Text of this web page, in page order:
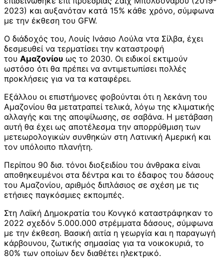
2023) και αυξανόταν κατά 15% κάθε χρόνο, σύμφωνα
με την έκθεση του GFW.
Ο διάδοχός του, Λουίς Ινάσιο Λούλα ντα Σίλβα, έχει
δεσμευθεί να τερματίσει την καταστροφή
του Αμαζονίου ως το 2030. Οι ειδικοί εκτιμούν
ωστόσο ότι θα πρέπει να αντιμετωπίσει πολλές
προκλήσεις για να τα καταφέρει.
Εξάλλου οι επιστήμονες φοβούνται ότι η λεκάνη του
Αμαζονίου θα μετατραπεί τελικά, λόγω της κλιματικής
αλλαγής και της αποψίλωσης, σε σαβάνα. Η μετάβαση
αυτή θα έχει ως αποτέλεσμα την απορρύθμιση των
μετεωρολογικών συνθηκών στη Λατινική Αμερική και
τον υπόλοιπο πλανήτη.
Περίπου 90 δισ. τόνοι διοξειδίου του άνθρακα είναι
αποθηκευμένοι στα δέντρα και το έδαφος του δάσους
του Αμαζονίου, αριθμός διπλάσιος σε σχέση με τις
ετήσιες παγκόσμιες εκπομπές.
Στη Λαϊκή Δημοκρατία του Κονγκό καταστράφηκαν το
2022 σχεδόν 5.000.000 στρέμματα δάσους, σύμφωνα
με την έκθεση. Βασική αιτία η γεωργία και η παραγωγή
κάρβουνου, ζωτικής σημασίας για τα νοικοκυριά, το
80% των οποίων δεν διαθέτει ηλεκτρικό.